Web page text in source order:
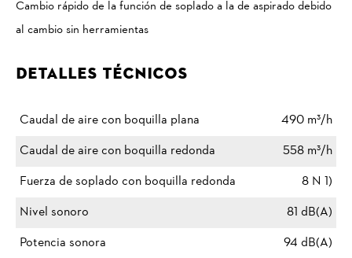
Cambio rápido de la función de soplado a la de aspirado debido
al cambio sin herramientas
Detalles Técnicos
Caudal de aire con boquilla plana
490 m³/h
Caudal de aire con boquilla redonda
558 m³/h
Fuerza de soplado con boquilla redonda
8 N 1)
Nivel sonoro
81 dB(A)
Potencia sonora
94 dB(A)